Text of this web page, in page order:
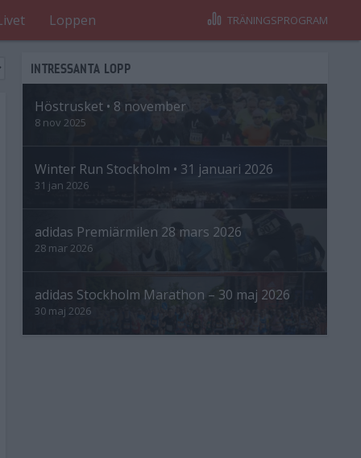
Loppen TRÄNINGSPROGRAM
INTRESSANTA LOPP
Höstrusket • 8 november
8 nov 2025
Winter Run Stockholm • 31 januari 2026
31 jan 2026
adidas Premiärmilen 28 mars 2026
28 mar 2026
adidas Stockholm Marathon – 30 maj 2026
30 maj 2026